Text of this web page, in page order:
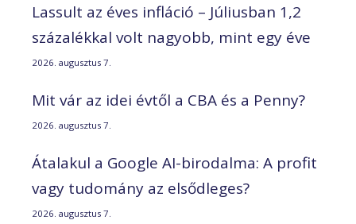
Lassult az éves infláció – Júliusban 1,2
százalékkal volt nagyobb, mint egy éve
2026. augusztus 7.
Mit vár az idei évtől a CBA és a Penny?
2026. augusztus 7.
Átalakul a Google AI-birodalma: A profit
vagy tudomány az elsődleges?
2026. augusztus 7.